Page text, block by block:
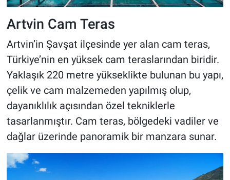
Artvin Cam Teras
Artvin’in Şavşat ilçesinde yer alan cam teras,
Türkiye’nin en yüksek cam teraslarından biridir.
Yaklaşık 220 metre yükseklikte bulunan bu yapı,
çelik ve cam malzemeden yapılmış olup,
dayanıklılık açısından özel tekniklerle
tasarlanmıştır. Cam teras, bölgedeki vadiler ve
dağlar üzerinde panoramik bir manzara sunar.